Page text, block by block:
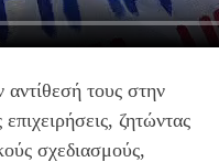
τους στην
ζητώντας
σχεδιασμούς,